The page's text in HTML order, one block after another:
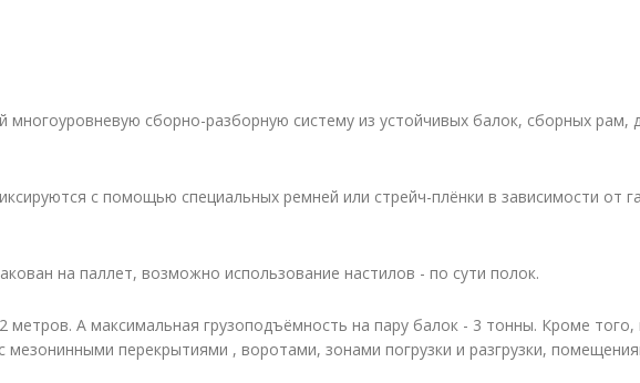
многоуровневую сборно-разборную систему из устойчивых балок, сборных
с помощью специальных ремней или стрейч-плёнки в зависимости от
на паллет, возможно использование настилов - по сути полок.
А максимальная грузоподъёмность на пару балок - 3 тонны. Кроме
мезонинными перекрытиями , воротами, зонами погрузки и разгрузки,